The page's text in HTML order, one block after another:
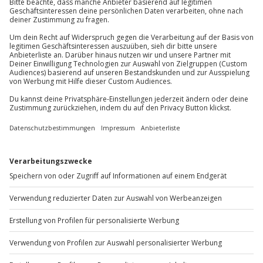
Mühldorfstraße 8
81671 München
Du erreichst uns telefonisch zu folgenden Zeiten,
außer an bundesweiten Feiertagen:
Mo-Fr: 8-20 Uhr | Sa: 10-16 Uhr
Du möchtest als Firma bestellen?
Sichere Dir attraktive Firmenkunden Vorteile.
+49 89 / 60 60 89 700
Mo-Fr: 9-17 Uhr
b2b@jochen-schweizer.de
www.b2b.jochen-schweizer.de/